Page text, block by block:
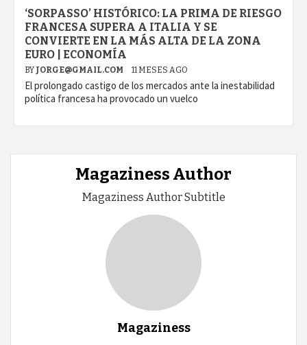
‘SORPASSO’ HISTÓRICO: LA PRIMA DE RIESGO
FRANCESA SUPERA A ITALIA Y SE
CONVIERTE EN LA MÁS ALTA DE LA ZONA
EURO | ECONOMÍA
BY JORGE@GMAIL.COM 11 MESES AGO
El prolongado castigo de los mercados ante la inestabilidad
política francesa ha provocado un vuelco
Magaziness Author
Magaziness Author Subtitle
Magaziness